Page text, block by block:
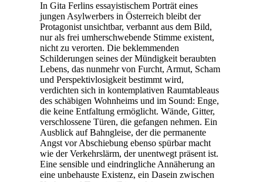
In Gita Ferlins essayistischem Porträt eines
jungen Asylwerbers in Österreich bleibt der
Protagonist unsichtbar, verbannt aus dem Bild,
nur als frei umherschwebende Stimme existent,
nicht zu verorten. Die beklemmenden
Schilderungen seines der Mündigkeit beraubten
Lebens, das nunmehr von Furcht, Armut, Scham
und Perspektivlosigkeit bestimmt wird,
verdichten sich in kontemplativen Raumtableaus
des schäbigen Wohnheims und im Sound: Enge,
die keine Entfaltung ermöglicht. Wände, Gitter,
verschlossene Türen, die gefangen nehmen. Ein
Ausblick auf Bahngleise, der die permanente
Angst vor Abschiebung ebenso spürbar macht
wie der Verkehrslärm, der unentwegt präsent ist.
Eine sensible und eindringliche Annäherung an
eine unbehauste Existenz, ein Dasein zwischen